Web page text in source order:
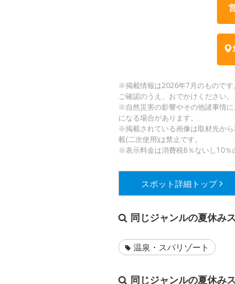
※掲載情報は2026年7月のもので
ご確認のうえ、おでかけください。
※自然災害の影響やその他諸事情
になる場合があります。
※掲載されている画像は取材先か
載(二次使用)は禁止です。
※表示料金は消費税8％ないし10％
スポット詳細 トップ
同じジャンルの夏休み
温泉・スパリゾート
同じジャンルの夏休み